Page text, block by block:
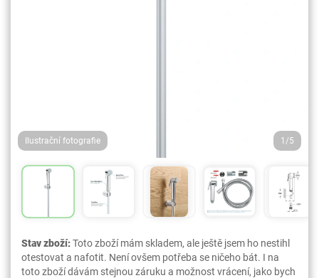
Ilustrační fotografie 1/5
Stav zboží:Toto zboží mám skladem, ale ještě jsem ho nestihl
otestovat a nafotit. Není ovšem potřeba se ničeho bát. I na
toto zboží dávám stejnou záruku a možnost vrácení, jako bych